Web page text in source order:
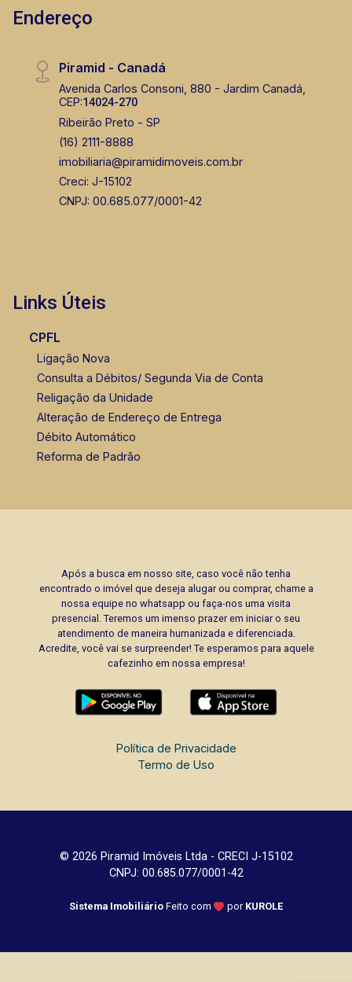
Endereço
Piramid - Canadá
Avenida Carlos Consoni, 880 - Jardim Canadá,
CEP:14024-270
Ribeirão Preto - SP
(16) 2111-8888
imobiliaria@piramidimoveis.com.br
Creci: J-15102
CNPJ: 00.685.077/0001-42
Links Úteis
CPFL
Ligação Nova
Consulta a Débitos/ Segunda Via de Conta
Religação da Unidade
Alteração de Endereço de Entrega
Débito Automático
Reforma de Padrão
Após a busca em nosso site, caso você não tenha
encontrado o imóvel que deseja alugar ou comprar, chame a
nossa equipe no whatsapp ou faça-nos uma visita
presencial. Teremos um imenso prazer em iniciar o seu
atendimento de maneira humanizada e diferenciada.
Acredite, você vai se surpreender! Te esperamos para aquele
cafezinho em nossa empresa!
Política de Privacidade
Termo de Uso
© 2026 Piramid Imóveis Ltda - CRECI J-15102
CNPJ: 00.685.077/0001-42
Sistema Imobiliário Feito com por KUROLE